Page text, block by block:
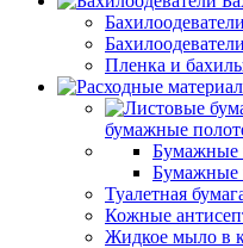
Пленка и
бумажные
Бумажные
Бумажные
Туалетная
Кожные
Жидкое мыло в